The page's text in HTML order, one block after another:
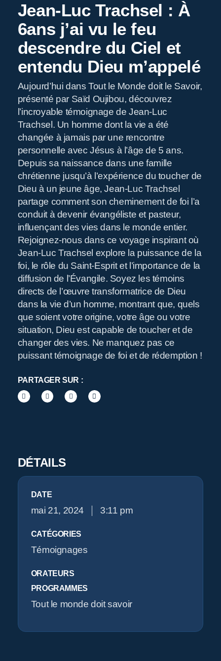
Jean-Luc Trachsel : À
6ans j’ai vu le feu
descendre du Ciel et
entendu Dieu m’appelé
Aujourd’hui dans Tout le Monde doit le Savoir,
présenté par Saïd Oujibou, découvrez
l’incroyable témoignage de Jean-Luc
Trachsel. Un homme dont la vie a été
changée à jamais par une rencontre
personnelle avec Jésus à l’âge de 5 ans.
Depuis sa naissance dans une famille
chrétienne jusqu’à l’expérience du toucher de
Dieu à un jeune âge, Jean-Luc Trachsel
partage comment son cheminement de foi l’a
conduit à devenir évangéliste et pasteur,
influençant des vies dans le monde entier.
Rejoignez-nous dans ce voyage inspirant où
Jean-Luc Trachsel explore la puissance de la
foi, le rôle du Saint-Esprit et l’importance de la
diffusion de l’Évangile. Soyez les témoins
directs de l’œuvre transformatrice de Dieu
dans la vie d’un homme, montrant que, quels
que soient votre origine, votre âge ou votre
situation, Dieu est capable de toucher et de
changer des vies. Ne manquez pas ce
puissant témoignage de foi et de rédemption !
PARTAGER SUR :
DÉTAILS
DATE
mai 21, 2024 3:11 pm
CATÉGORIES
Témoignages
ORATEURS
PROGRAMMES
Tout le monde doit savoir